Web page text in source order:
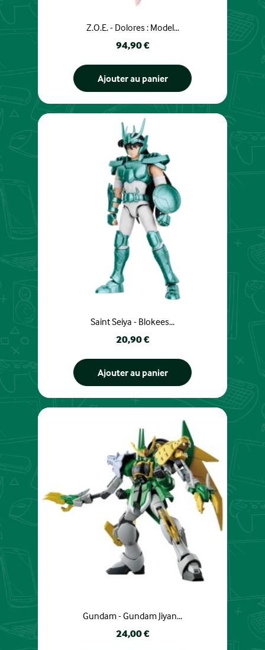
Z.O.E. - Dolores : Model...
Prix
94,90 €
Ajouter au panier
Saint Seiya - Blokees...
Prix
20,90 €
Ajouter au panier
Gundam - Gundam Jiyan...
Prix
24,00 €